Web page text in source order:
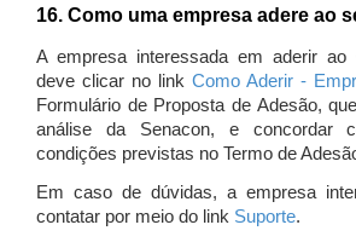
16. Como uma empresa adere ao
A empresa interessada em aderir ao
deve clicar no link Como Aderir -
Formulário de Proposta de Adesão,
análise da Senacon, e concordar
condições previstas no Termo de
Em caso de dúvidas, a empresa
contatar por meio do link Suporte.